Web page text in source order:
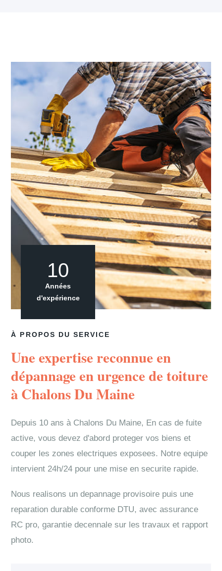
À PROPOS DU SERVICE
Une expertise reconnue en
dépannage en urgence de toiture
à Chalons Du Maine
Depuis 10 ans à Chalons Du Maine, En cas de fuite
active, vous devez d'abord proteger vos biens et
couper les zones electriques exposees. Notre equipe
intervient 24h/24 pour une mise en securite rapide.
Nous realisons un depannage provisoire puis une
reparation durable conforme DTU, avec assurance
RC pro, garantie decennale sur les travaux et rapport
photo.
10
Années
d'expérience